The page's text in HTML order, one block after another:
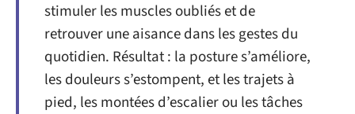
stimuler les muscles oubliés et de
retrouver une aisance dans les gestes du
quotidien. Résultat : la posture s’améliore,
les douleurs s’estompent, et les trajets à
pied, les montées d’escalier ou les tâches